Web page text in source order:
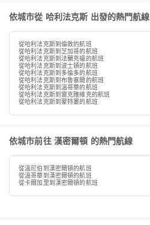
依城市從 哈利法克斯 出發的熱門航線
從哈利法克斯到倫敦的航班
從哈利法克斯到芝加哥的航班
從哈利法克斯到法蘭克福的航班
從哈利法克斯到波士頓的航班
從哈利法克斯到多倫多的航班
從哈利法克斯到布魯塞爾的航班
從哈利法克斯到溫哥華的航班
從哈利法克斯到雷克雅維克的航班
從哈利法克斯到蒙特婁的航班
依城市前往 漢密爾頓 的熱門航線
從溫尼伯到漢密爾頓的航班
從溫哥華到漢密爾頓的航班
從卡爾加里到漢密爾頓的航班